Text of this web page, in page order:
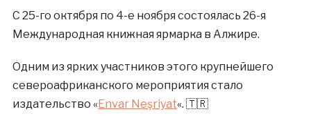
С 25-го октября по 4-е ноября состоялась 26-я
Международная книжная ярмарка в Алжире.
Одним из ярких участников этого крупнейшего
североафриканского мероприятия стало
издательство «Envar Neşriyat«. 🇹🇷